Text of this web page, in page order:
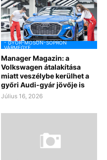
- GYŐR-MOSON-SOPRON
VÁRMEGYE
Manager Magazin: a
Volkswagen átalakítása
miatt veszélybe kerülhet a
győri Audi-gyár jövője is
Július 16, 2026